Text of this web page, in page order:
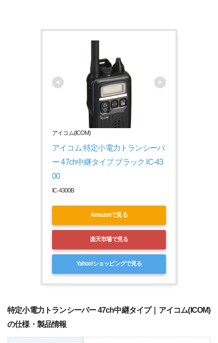
アイコム(ICOM)
アイコム 特定小電力トランシーバ
ー 47ch中継タイプ ブラック IC-43
00
IC-4300B
Amazonで見る
楽天市場で見る
Yahoo!ショッピングで見る
特定小電力トランシーバー 47ch中継タイプ｜アイコム(ICOM)
の仕様・製品情報